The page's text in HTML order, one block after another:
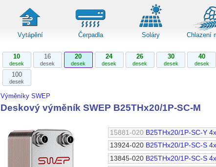
Vytápění Čerpadla Soláry Chlazení
10
desek
16
desek
20
desek
24
desek
26
desek
30
desek
40
desek
100
desek
Výměníky SWEP
Deskový výměník SWEP B25THx20/1P-SC-M
15881-020 B25THx20/1P-SC-Y
13924-020 B25THx20/1P-SC-S
13845-020 B25THx20/1P-SC-S